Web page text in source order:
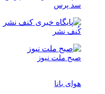
سد پرس
کُنف نشر
صبح ملت نیوز
هوای بانا